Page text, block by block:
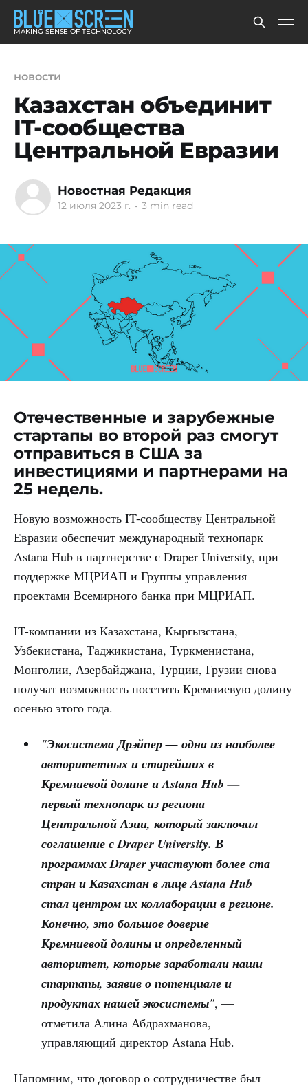
MAKING SENSE OF TECHNOLOGY
новости
Казахстан объединит
IT-сообщества
Центральной Евразии
Новостная Редакция
12 июля 2023 г. • 3 min read
Отечественные и зарубежные
стартапы во второй раз смогут
отправиться в США за
инвестициями и партнерами на
25 недель.
Новую возможность IT-сообществу Центральной
Евразии обеспечит международный технопарк
Astana Hub в партнерстве с Draper University, при
поддержке МЦРИАП и Группы управления
проектами Всемирного банка при МЦРИАП.
IT-компании из Казахстана, Кыргызстана,
Узбекистана, Таджикистана, Туркменистана,
Монголии, Азербайджана, Турции, Грузии снова
получат возможность посетить Кремниевую долину
осенью этого года.
"Экосистема Дрэйпер — одна из наиболее
авторитетных и старейших в
Кремниевой долине и Astana Hub —
первый технопарк из региона
Центральной Азии, который заключил
соглашение с Draper University. В
программах Draper участвуют более ста
стран и Казахстан в лице Astana Hub
стал центром их коллаборации в регионе.
Конечно, это большое доверие
Кремниевой долины и определенный
авторитет, которые заработали наши
стартапы, заявив о потенциале и
продуктах нашей экосистемы", —
отметила Алина Абдрахманова,
управляющий директор Astana Hub.
Напомним, что договор о сотрудничестве был